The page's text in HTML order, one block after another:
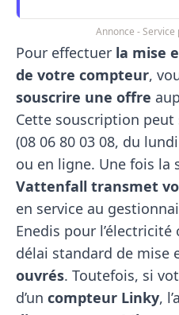
Annonce -
Pour effectuer la mise
de votre compteur,
souscrire une offre
Cette souscription
(08​ 06​ 80​ 03​ 08, du
ou en ligne. Une fois la
Vattenfall transmet
en service au
Enedis pour l’électricité
délai standard de mise
ouvrés. Toutefois, si
d’un compteur Linky,